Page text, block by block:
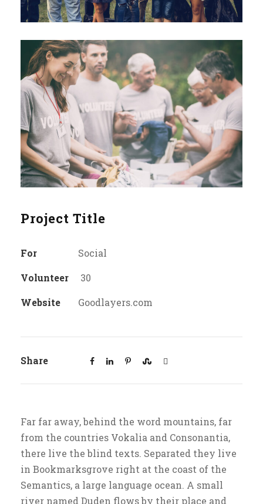
Project Title
For
Social
Volunteer
30
Website
Goodlayers.com
Share
Far far away, behind the word mountains, far
from the countries Vokalia and Consonantia,
there live the blind texts. Separated they live
in Bookmarksgrove right at the coast of the
Semantics, a large language ocean. A small
river named Duden flows by their place and